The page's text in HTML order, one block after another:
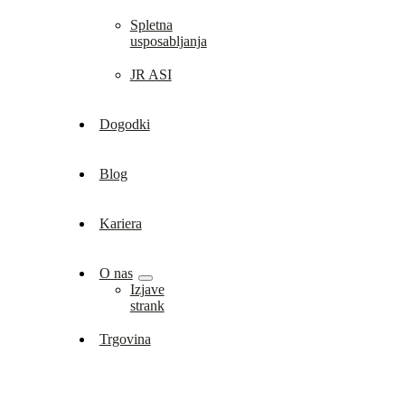
Spletna
usposabljanja
JR ASI
Dogodki
Blog
Kariera
O nas
Izjave
strank
Trgovina